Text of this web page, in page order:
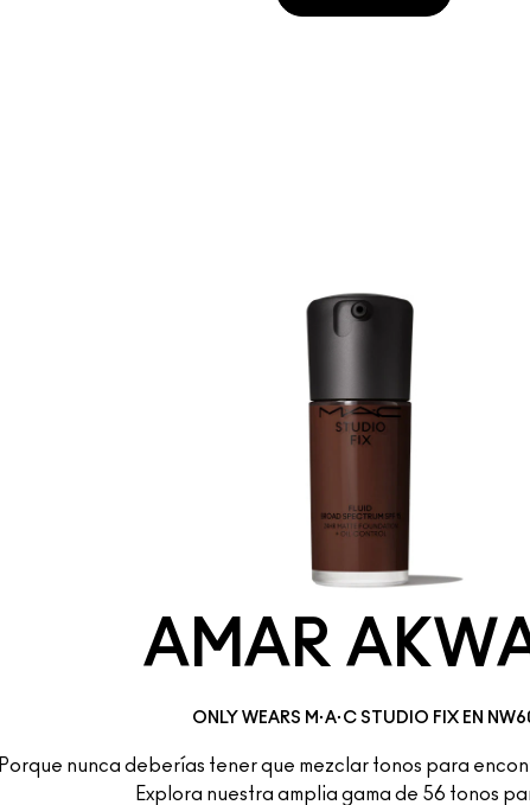
AMAR
ONLY WEARS M·A·C STUDIO FIX EN
Porque nunca deberías tener que mezclar tonos para
Explora nuestra amplia gama de 56 tonos